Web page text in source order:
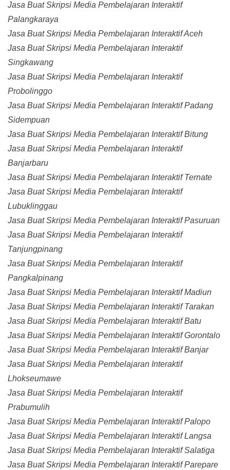
Jasa Buat Skripsi Media Pembelajaran Interaktif
Palangkaraya
Jasa Buat Skripsi Media Pembelajaran Interaktif Aceh
Jasa Buat Skripsi Media Pembelajaran Interaktif
Singkawang
Jasa Buat Skripsi Media Pembelajaran Interaktif
Probolinggo
Jasa Buat Skripsi Media Pembelajaran Interaktif Padang
Sidempuan
Jasa Buat Skripsi Media Pembelajaran Interaktif Bitung
Jasa Buat Skripsi Media Pembelajaran Interaktif
Banjarbaru
Jasa Buat Skripsi Media Pembelajaran Interaktif Ternate
Jasa Buat Skripsi Media Pembelajaran Interaktif
Lubuklinggau
Jasa Buat Skripsi Media Pembelajaran Interaktif Pasuruan
Jasa Buat Skripsi Media Pembelajaran Interaktif
Tanjungpinang
Jasa Buat Skripsi Media Pembelajaran Interaktif
Pangkalpinang
Jasa Buat Skripsi Media Pembelajaran Interaktif Madiun
Jasa Buat Skripsi Media Pembelajaran Interaktif Tarakan
Jasa Buat Skripsi Media Pembelajaran Interaktif Batu
Jasa Buat Skripsi Media Pembelajaran Interaktif Gorontalo
Jasa Buat Skripsi Media Pembelajaran Interaktif Banjar
Jasa Buat Skripsi Media Pembelajaran Interaktif
Lhokseumawe
Jasa Buat Skripsi Media Pembelajaran Interaktif
Prabumulih
Jasa Buat Skripsi Media Pembelajaran Interaktif Palopo
Jasa Buat Skripsi Media Pembelajaran Interaktif Langsa
Jasa Buat Skripsi Media Pembelajaran Interaktif Salatiga
Jasa Buat Skripsi Media Pembelajaran Interaktif Parepare